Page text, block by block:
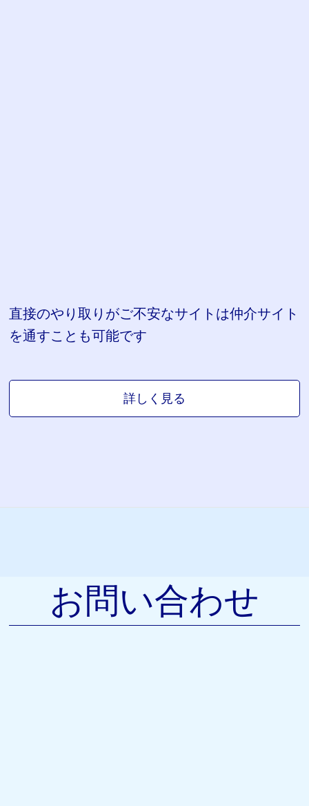
直接のやり取りがご不安なサイトは仲介サイト
を通すことも可能です
詳しく見る
お問い合わせ